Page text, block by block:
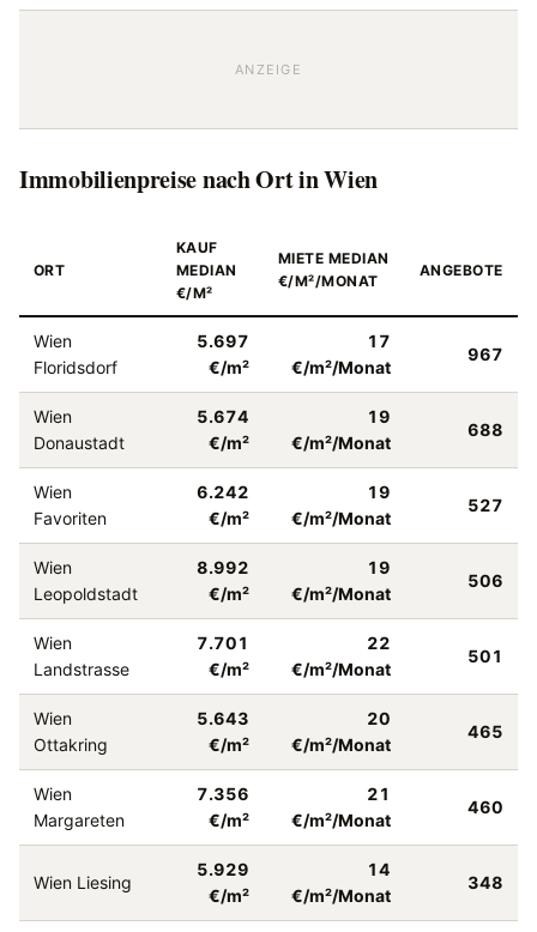
ANZEIGE
Immobilienpreise nach Ort in Wien
ORT
KAUF
MEDIAN
€/M²
MIETE MEDIAN
€/M²/MONAT
ANGEBOTE
Wien
Floridsdorf
5.697
€/m²
17
€/m²/Monat
967
Wien
Donaustadt
5.674
€/m²
19
€/m²/Monat
688
Wien
Favoriten
6.242
€/m²
19
€/m²/Monat
527
Wien
Leopoldstadt
8.992
€/m²
19
€/m²/Monat
506
Wien
Landstrasse
7.701
€/m²
22
€/m²/Monat
501
Wien
Ottakring
5.643
€/m²
20
€/m²/Monat
465
Wien
Margareten
7.356
€/m²
21
€/m²/Monat
460
Wien Liesing
5.929
€/m²
14
€/m²/Monat
348